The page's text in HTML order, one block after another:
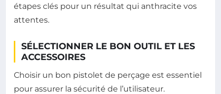
étapes clés pour un résultat qui anthracite vos
attentes.
SÉLECTIONNER LE BON OUTIL ET LES
ACCESSOIRES
Choisir un bon pistolet de perçage est essentiel
pour assurer la sécurité de l’utilisateur.